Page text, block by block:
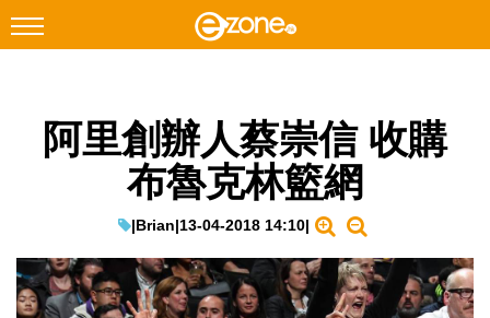
Facebook Instagram
遊戲動漫
教學評測
阿里創辦人蔡崇信 收購
布魯克林籃網
|Brian|13-04-2018 14:10|